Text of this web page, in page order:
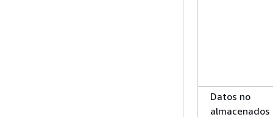
Datos no
almacenados